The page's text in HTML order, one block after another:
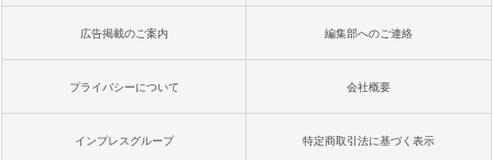
広告掲載のご案内 編集部へのご連絡
プライバシーについて 会社概要
インプレスグループ 特定商取引法に基づく表示